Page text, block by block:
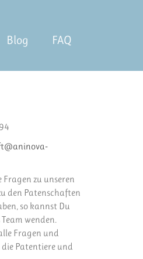
Blog FAQ
Fragen zu unseren
den Patenschaften
so kannst Du
wenden.
Fragen und
Patentiere und